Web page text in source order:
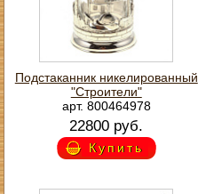
Подстаканник никелированный
"Строители"
арт. 800464978
22800 руб.
Купить